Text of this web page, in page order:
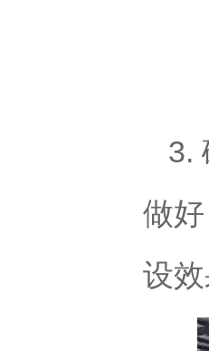
3.
做
设